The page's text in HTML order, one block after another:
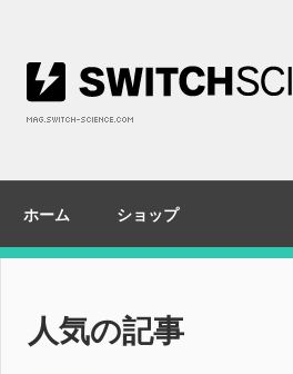
ッ
ホーム ショップ
人気の記事